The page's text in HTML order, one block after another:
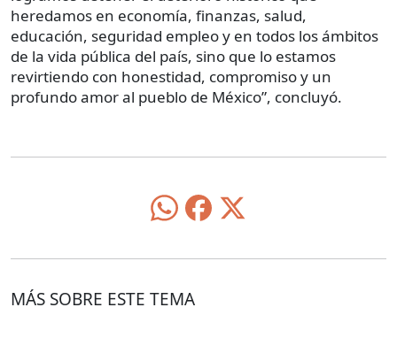
heredamos en economía, finanzas, salud,
educación, seguridad empleo y en todos los ámbitos
de la vida pública del país, sino que lo estamos
revirtiendo con honestidad, compromiso y un
profundo amor al pueblo de México”, concluyó.
MÁS SOBRE ESTE TEMA